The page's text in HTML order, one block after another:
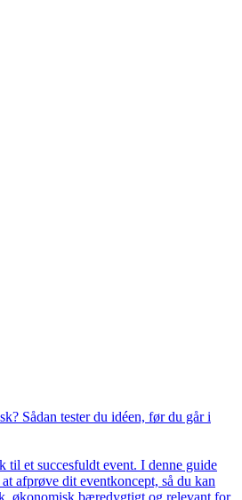
Sådan tester du idéen, før du går i
til et succesfuldt event. I denne guide
afprøve dit eventkoncept, så du kan